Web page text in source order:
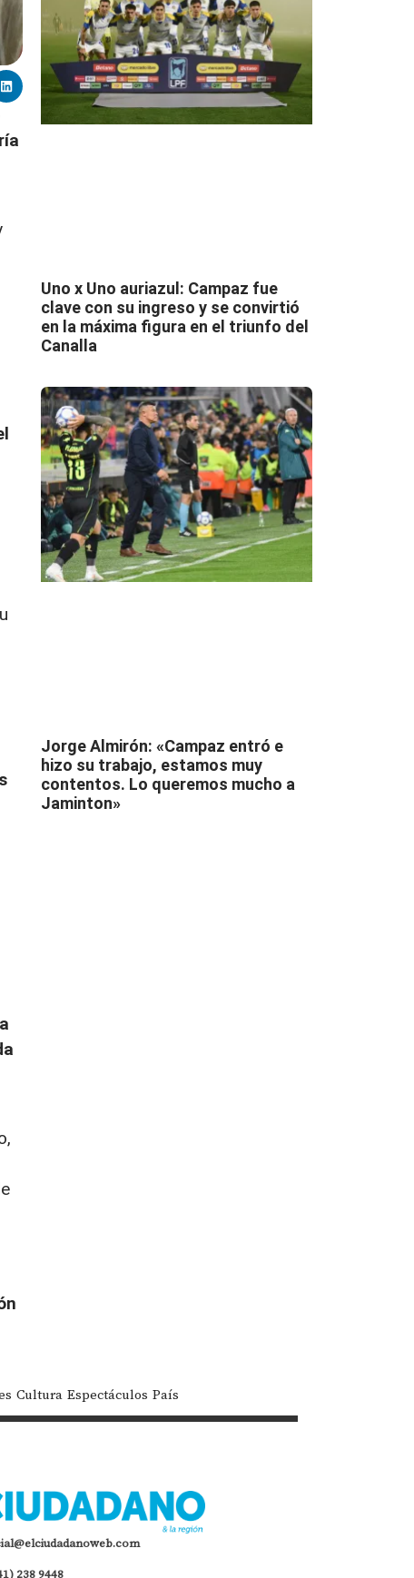
Uno x Uno auriazul: Campaz fue
clave con su ingreso y se convirtió
en la máxima figura en el triunfo del
Canalla
Jorge Almirón: «Campaz entró e
hizo su trabajo, estamos muy
contentos. Lo queremos mucho a
Jaminton»
Cultura Espectáculos País
238 9448